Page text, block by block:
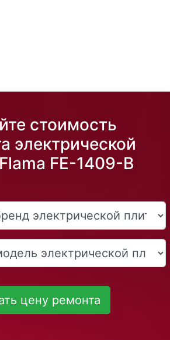
стоимость
электрической
FE-1409-B
цену ремонта